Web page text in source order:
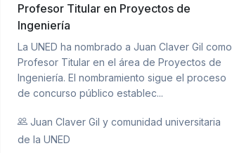
Profesor Titular en Proyectos de
Ingeniería
La UNED ha nombrado a Juan Claver Gil como
Profesor Titular en el área de Proyectos de
Ingeniería. El nombramiento sigue el proceso
de concurso público establec...
Juan Claver Gil y comunidad universitaria
de la UNED